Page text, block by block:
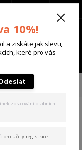
Menu
tričko Deep Down
T-Shirt
10%!
a ziskáte jak slevu,
které pro vás
zpracování osobních
pro účely registrace.